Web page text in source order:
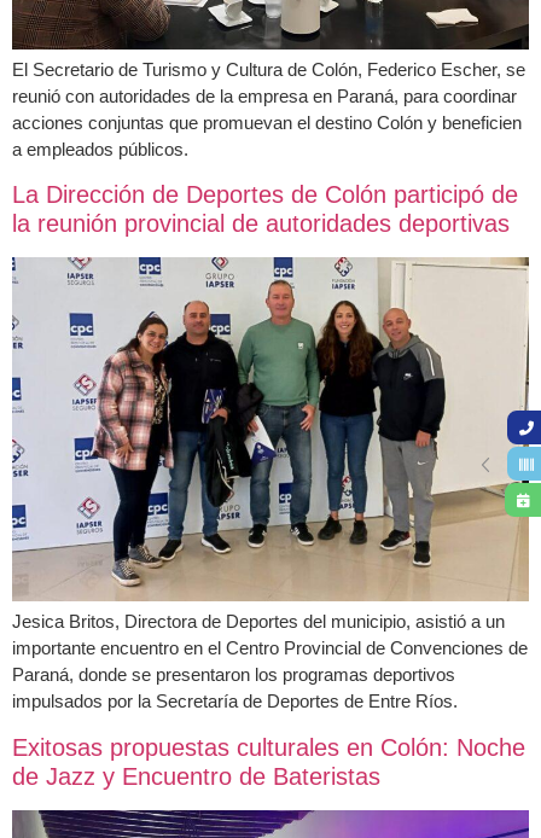
El Secretario de Turismo y Cultura de Colón, Federico Escher, se
reunió con autoridades de la empresa en Paraná, para coordinar
acciones conjuntas que promuevan el destino Colón y beneficien
a empleados públicos.
La Dirección de Deportes de Colón participó de
la reunión provincial de autoridades deportivas
Jesica Britos, Directora de Deportes del municipio, asistió a un
importante encuentro en el Centro Provincial de Convenciones de
Paraná, donde se presentaron los programas deportivos
impulsados por la Secretaría de Deportes de Entre Ríos.
Exitosas propuestas culturales en Colón: Noche
de Jazz y Encuentro de Bateristas